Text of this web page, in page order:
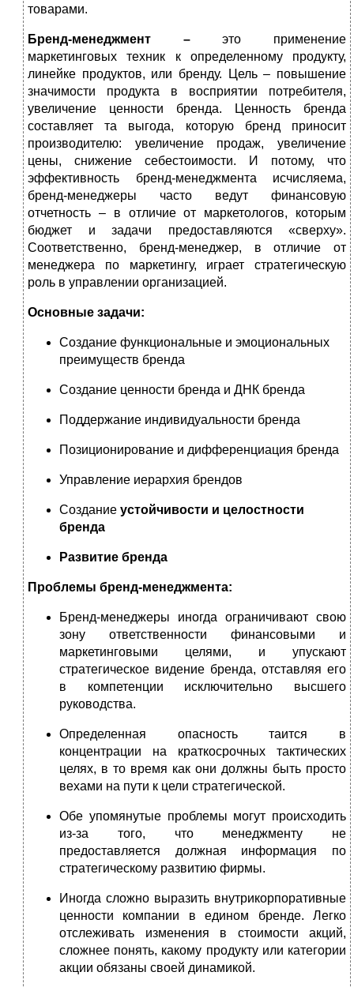
товарами.
Бренд-менеджмент –это применение
маркетинговых техник к определенному продукту,
линейке продуктов, или бренду. Цель – повышение
значимости продукта в восприятии потребителя,
увеличение ценности бренда. Ценность бренда
составляет та выгода, которую бренд приносит
производителю: увеличение продаж, увеличение
цены, снижение себестоимости. И потому, что
эффективность бренд-менеджмента исчисляема,
бренд-менеджеры часто ведут финансовую
отчетность – в отличие от маркетологов, которым
бюджет и задачи предоставляются «сверху».
Соответственно, бренд-менеджер, в отличие от
менеджера по маркетингу, играет стратегическую
роль в управлении организацией.
Основные задачи:
Создание функциональные и эмоциональных
преимуществ бренда
Создание ценности бренда и ДНК бренда
Поддержание индивидуальности бренда
Позиционирование и дифференциация бренда
Управление иерархия брендов
Создание устойчивости и целостности
бренда
Развитие бренда
Проблемы бренд-менеджмента:
Бренд-менеджеры иногда ограничивают свою
зону ответственности финансовыми и
маркетинговыми целями, и упускают
стратегическое видение бренда, отставляя его
в компетенции исключительно высшего
руководства.
Определенная опасность таится в
концентрации на краткосрочных тактических
целях, в то время как они должны быть просто
вехами на пути к цели стратегической.
Обе упомянутые проблемы могут происходить
из-за того, что менеджменту не
предоставляется должная информация по
стратегическому развитию фирмы.
Иногда сложно выразить внутрикорпоративные
ценности компании в едином бренде. Легко
отслеживать изменения в стоимости акций,
сложнее понять, какому продукту или категории
акции обязаны своей динамикой.